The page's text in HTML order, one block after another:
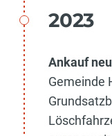
2023
Ankauf
Gemeinde